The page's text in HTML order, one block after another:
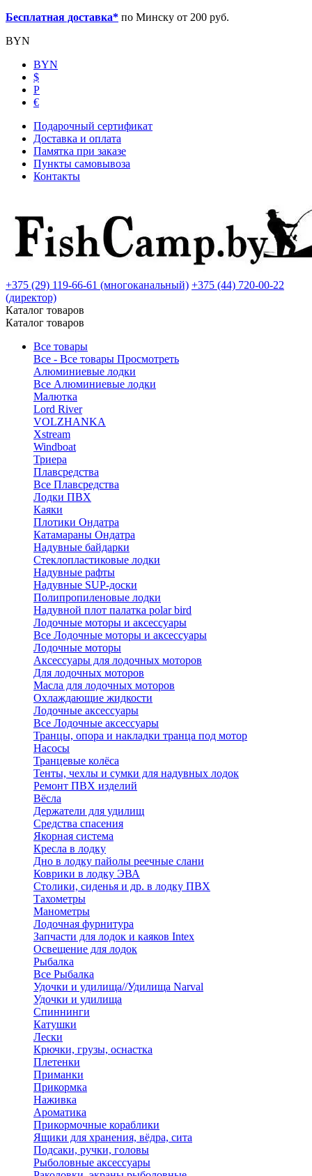
Бесплатная доставка* по Минску от 200 руб.
BYN
BYN
$
Р
€
Подарочный сертификат
Доставка и оплата
Памятка при заказе
Пункты самовывоза
Контакты
+375 (29) 119-66-61 (многоканальный) +375 (44) 720-00-22
(директор)
Каталог товаров
Каталог товаров
Все товары
Все - Все товары Просмотреть
Алюминиевые лодки
Все Алюминиевые лодки
Малютка
Lord River
VOLZHANKA
Xstream
Windboat
Триера
Плавсредства
Все Плавсредства
Лодки ПВХ
Каяки
Плотики Ондатра
Катамараны Ондатра
Надувные байдарки
Стеклопластиковые лодки
Надувные рафты
Надувные SUP-доски
Полипропиленовые лодки
Надувной плот палатка polar bird
Лодочные моторы и аксессуары
Все Лодочные моторы и аксессуары
Лодочные моторы
Аксессуары для лодочных моторов
Для лодочных моторов
Масла для лодочных моторов
Охлаждающие жидкости
Лодочные аксессуары
Все Лодочные аксессуары
Транцы, опора и накладки транца под мотор
Насосы
Транцевые колёса
Тенты, чехлы и сумки для надувных лодок
Ремонт ПВХ изделий
Вёсла
Держатели для удилищ
Средства спасения
Якорная система
Кресла в лодку
Дно в лодку пайолы реечные слани
Коврики в лодку ЭВА
Столики, сиденья и др. в лодку ПВХ
Тахометры
Манометры
Лодочная фурнитура
Запчасти для лодок и каяков Intex
Освещение для лодок
Рыбалка
Все Рыбалка
Удочки и удилища//Удилища Narval
Удочки и удилища
Спиннинги
Катушки
Лески
Крючки, грузы, оснастка
Плетенки
Приманки
Прикормка
Наживка
Ароматика
Прикормочные кораблики
Ящики для хранения, вёдра, сита
Подсаки, ручки, головы
Рыболовные аксессуары